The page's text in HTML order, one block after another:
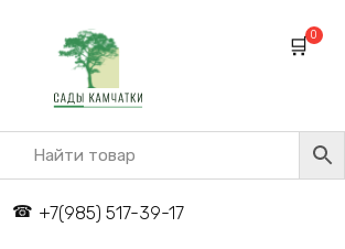
+7(985) 517-39-17
0